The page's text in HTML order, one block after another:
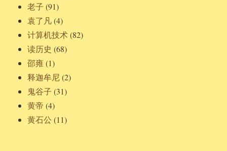
老子 (91)
袁了凡(4)
计算机技术(82)
读历史 (68)
邵雍 (1)
释迦牟尼(2)
鬼谷子 (31)
黄帝 (4)
黄石公 (11)